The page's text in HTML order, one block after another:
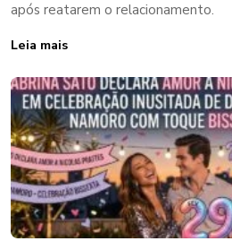
após reatarem o relacionamento.
Leia mais